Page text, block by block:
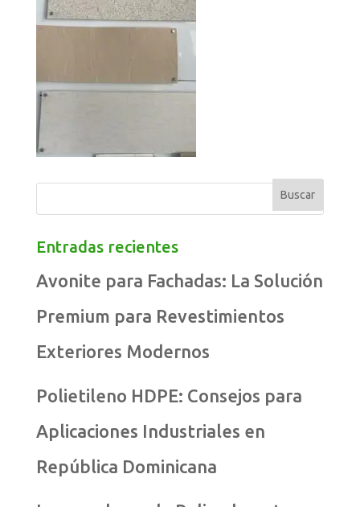
Entradas recientes
Avonite para Fachadas: La Solución
Premium para Revestimientos
Exteriores Modernos
Polietileno HDPE: Consejos para
Aplicaciones Industriales en
República Dominicana